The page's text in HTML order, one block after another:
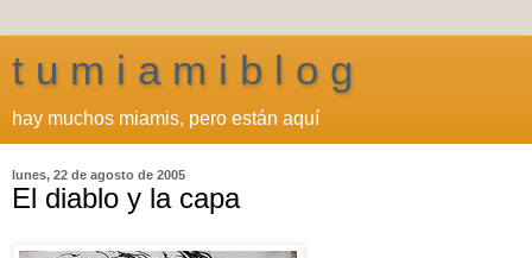
t u m i a m i b l o g
hay muchos miamis, pero están aquí
lunes, 22 de agosto de 2005
El diablo y la capa